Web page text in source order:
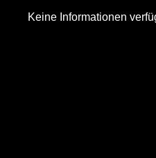
Keine Informationen